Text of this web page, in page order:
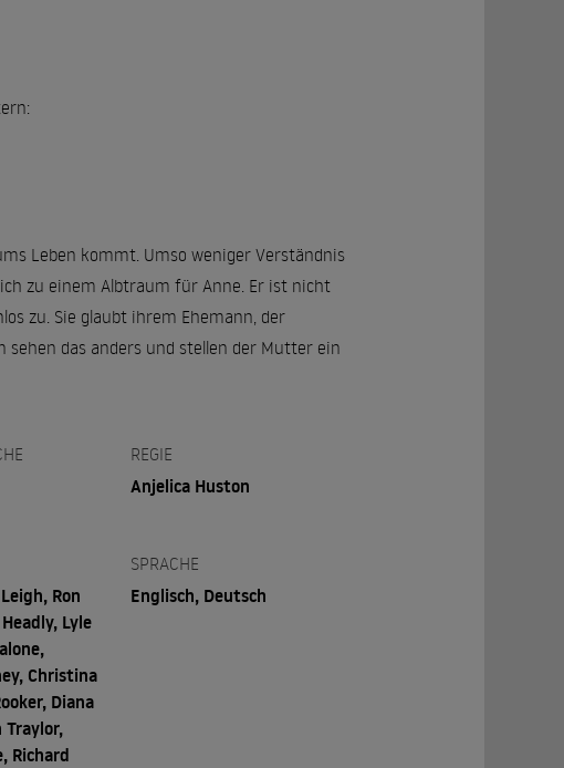
Leben kommt. Umso weniger Verständnis
zu einem Albtraum für Anne. Er ist nicht
zu. Sie glaubt ihrem Ehemann, der
das anders und stellen der Mutter ein
REGIE
Anjelica Huston
Ron
Lyle
Christina
Diana
Traylor,
Richard
SPRACHE
Englisch, Deutsch